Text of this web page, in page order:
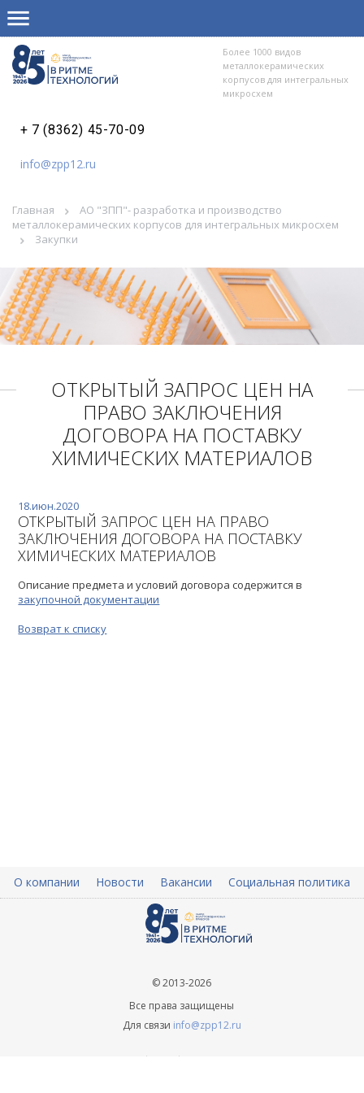
Более 1000 видов
металлокерамических
корпусов для интегральных
микросхем
+ 7 (8362) 45-70-09
info@zpp12.ru
Главная
АО "ЗПП"- разработка и производство
металлокерамических корпусов для интегральных микросхем
Закупки
ОТКРЫТЫЙ ЗАПРОС ЦЕН НА
ПРАВО ЗАКЛЮЧЕНИЯ
ДОГОВОРА НА ПОСТАВКУ
ХИМИЧЕСКИХ МАТЕРИАЛОВ
18.июн.2020
ОТКРЫТЫЙ ЗАПРОС ЦЕН НА ПРАВО
ЗАКЛЮЧЕНИЯ ДОГОВОРА НА ПОСТАВКУ
ХИМИЧЕСКИХ МАТЕРИАЛОВ
Описание предмета и условий договора содержится в
закупочной документации
Возврат к списку
О компании Новости Вакансии Социальная политика
© 2013-2026
Все права защищены
Для связи info@zpp12.ru